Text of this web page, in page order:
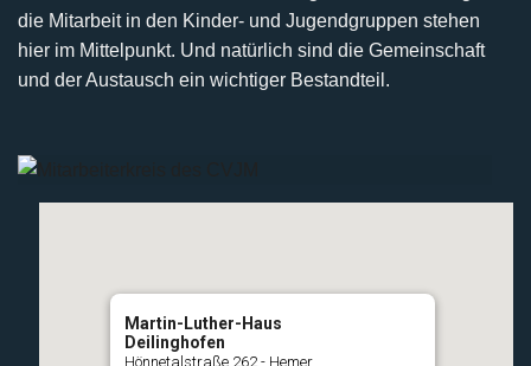
die Mitarbeit in den Kinder- und Jugendgruppen stehen
hier im Mittelpunkt. Und natürlich sind die Gemeinschaft
und der Austausch ein wichtiger Bestandteil.
Martin-Luther-Haus
Deilinghofen
Hönnetalstraße 262 - Hemer